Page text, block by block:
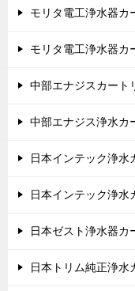
モリタ電工浄水器カ
モリタ電工浄水器
中部エナジスカート
中部エナジス浄水
日本インテック浄水
日本インテック浄
日本ゼスト浄水器カ
日本トリム純正浄水